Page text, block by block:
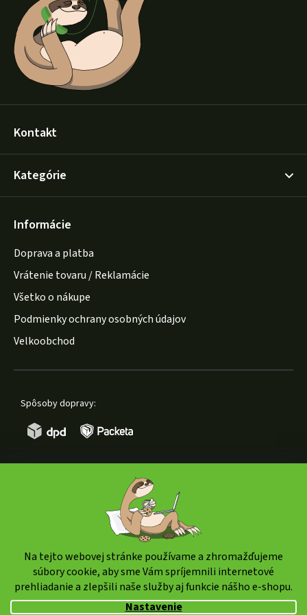
Na tejto webovej stránke používame a zhromažďujeme
súbory cookie, aby sme Vám spríjemnili internetové
prehliadanie a zlepšili naše služby aj funkcie nášho e-shopu.
Nastavenie
Kontakt
Kategórie
Informácie
Doprava a platba
Vrátenie tovaru / Reklamácie
Všetko o nákupe
Podmienky ochrany osobných údajov
Velkoobchod
Spôsoby dopravy:
Copyright 2026weedshop.sk. Všetky práva vyhradené.
Upraviť nastavenie cookies